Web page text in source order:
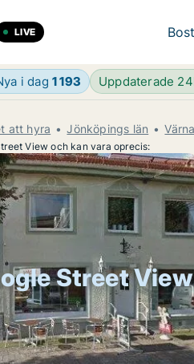
LIVE
i dag 1 193 Uppdaterade
att hyra Jönköpings län
View och kan vara oprecis:
Street View